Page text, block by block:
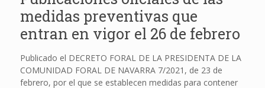
medidas preventivas que
entran en vigor el 26 de febrero
Publicado el DECRETO FORAL DE LA PRESIDENTA DE LA
COMUNIDAD FORAL DE NAVARRA 7/2021, de 23 de
febrero, por el que se establecen medidas para contener